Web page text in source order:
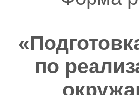
по